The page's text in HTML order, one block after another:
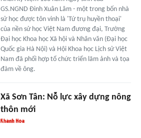
GS.NGND Đinh Xuân Lâm - một trong bốn nhà
sử học được tôn vinh là 'Tứ trụ huyền thoại'
của nền sử học Việt Nam đương đại, Trường
Đại học Khoa học Xã hội và Nhân văn (Đại học
Quốc gia Hà Nội) và Hội Khoa học Lịch sử Việt
Nam đã phối hợp tổ chức triển lãm ảnh và tọa
đàm về ông.
Xã Sơn Tân: Nỗ lực xây dựng nông
thôn mới